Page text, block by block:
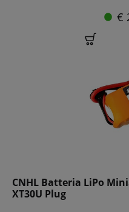
€
CNHL Batteria LiPo
XT30U Plug